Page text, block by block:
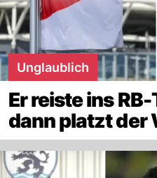
Unglaublich
Er reiste ins
dann platzt der